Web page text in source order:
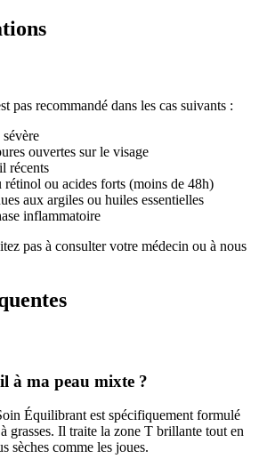
pas recommandé dans les cas suivants :
ouvertes sur le visage
récents
rétinol ou acides forts (moins de 48h)
aux argiles ou huiles essentielles
inflammatoire
pas à consulter votre médecin ou à nous
à ma peau mixte ?
Équilibrant est spécifiquement formulé
grasses. Il traite la zone T brillante tout en
sèches comme les joues.